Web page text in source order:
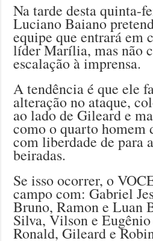
Na tarde desta quinta-
Luciano Baiano
equipe que entrará em
líder Marília, mas não
escalação à imprensa.
A tendência é que ele
alteração no ataque,
ao lado de Gileard e
como o quarto homem
com liberdade de para
beiradas.
Se isso ocorrer, o
campo com: Gabriel
Bruno, Ramon e Luan
Silva, Vilson e
Ronald, Gileard e